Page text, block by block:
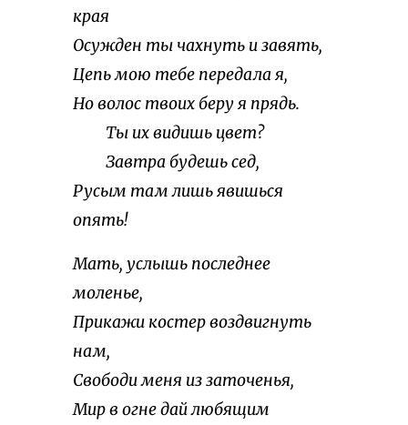
края
Осужден ты чахнуть и завять,
Цепь мою тебе передала я,
Но волос твоих беру я прядь.
Ты их видишь цвет?
Завтра будешь сед,
Русым там лишь явишься
опять!
Мать, услышь последнее
моленье,
Прикажи костер воздвигнуть
нам,
Свободи меня из заточенья,
Мир в огне дай любящим